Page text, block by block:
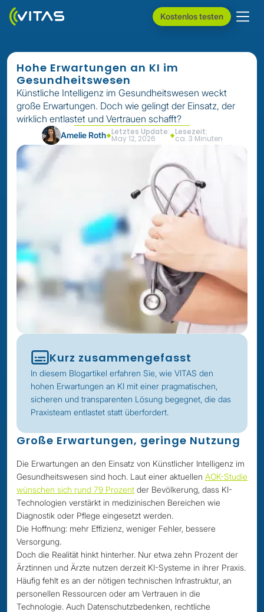
Kostenlos testen
Hohe Erwartungen an KI im
Gesundheitswesen
Künstliche Intelligenz im Gesundheitswesen weckt
große Erwartungen. Doch wie gelingt der Einsatz, der
wirklich entlastet und Vertrauen schafft?
Amelie Roth Letztes Update:
May 12, 2026
Lesezeit:
ca. 3 Minuten
Kurz zusammengefasst
In diesem Blogartikel erfahren Sie, wie VITAS den
hohen Erwartungen an KI mit einer pragmatischen,
sicheren und transparenten Lösung begegnet, die das
Praxisteam entlastet statt überfordert.
Große Erwartungen, geringe Nutzung
Die Erwartungen an den Einsatz von Künstlicher Intelligenz im
Gesundheitswesen sind hoch. Laut einer aktuellen AOK-Studie
wünschen sich rund 79 Prozent der Bevölkerung, dass KI-
Technologien verstärkt in medizinischen Bereichen wie
Diagnostik oder Pflege eingesetzt werden.
Die Hoffnung: mehr Effizienz, weniger Fehler, bessere
Versorgung.
Doch die Realität hinkt hinterher. Nur etwa zehn Prozent der
Ärztinnen und Ärzte nutzen derzeit KI-Systeme in ihrer Praxis.
Häufig fehlt es an der nötigen technischen Infrastruktur, an
personellen Ressourcen oder am Vertrauen in die
Technologie. Auch Datenschutzbedenken, rechtliche